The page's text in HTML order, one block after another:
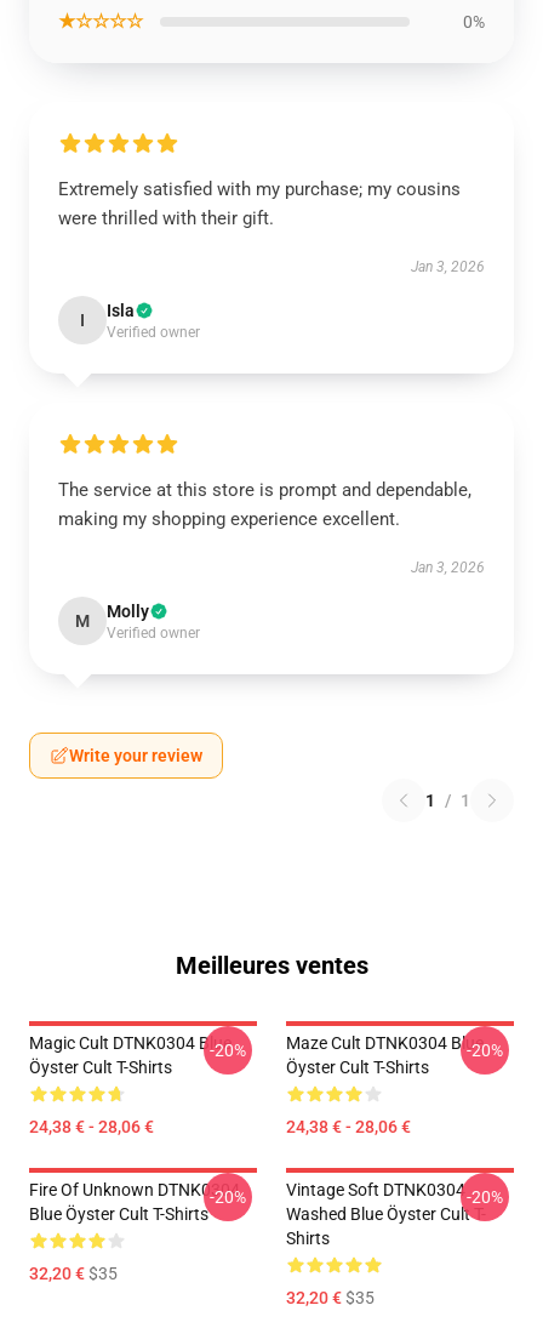
★☆☆☆☆ 0%
Extremely satisfied with my purchase; my cousins
were thrilled with their gift.
Jan 3, 2026
I Isla
Verified owner
The service at this store is prompt and dependable,
making my shopping experience excellent.
Jan 3, 2026
M Molly
Verified owner
Write your review
1 / 1
Meilleures ventes
Magic Cult DTNK0304 Blue
Öyster Cult T-Shirts
24,38 € - 28,06 €
-20%
Maze Cult DTNK0304 Blue
Öyster Cult T-Shirts
24,38 € - 28,06 €
-20%
Fire Of Unknown DTNK0304
Blue Öyster Cult T-Shirts
32,20 €$35
-20%
Vintage Soft DTNK0304
Washed Blue Öyster Cult T-
Shirts
32,20 €$35
-20%